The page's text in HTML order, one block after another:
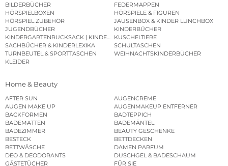
BILDERBÜCHER
FEDERMAPPEN
HÖRSPIELBOXEN
HÖRSPIELE & FIGUREN
HÖRSPIEL ZUBEHÖR
JAUSENBOX & KINDER LUNCHBOX
JUGENDBÜCHER
KINDERBÜCHER
KINDERGARTENRUCKSACK | KINDERGARTENBEUTEL
KUSCHELTIERE
SACHBÜCHER & KINDERLEXIKA
SCHULTASCHEN
TURNBEUTEL & SPORTTASCHEN
WEIHNACHTSKINDERBÜCHER
KLEIDER
Home & Beauty
AFTER SUN
AUGENCREME
AUGEN MAKE UP
AUGENMAKEUP ENTFERNER
BACKFORMEN
BADTEPPICH
BADEMATTEN
BADEMÄNTEL
BADEZIMMER
BEAUTY GESCHENKE
BESTECK
BETTDECKEN
BETTWÄSCHE
DAMEN PARFUM
DEO & DEODORANTS
DUSCHGEL & BADESCHAUM
GÄSTETÜCHER
FÜR SIE